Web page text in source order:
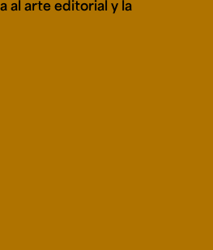
al arte editorial y la